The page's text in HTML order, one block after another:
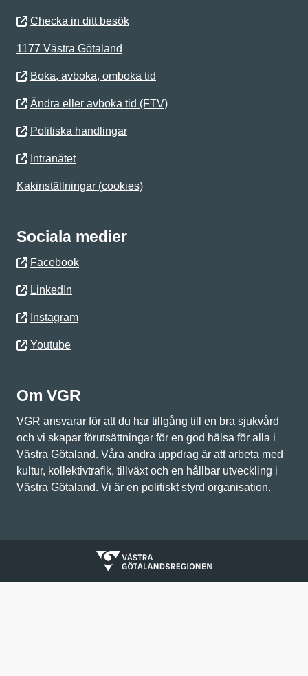
Checka in ditt besök
1177 Västra Götaland
Boka, avboka, omboka tid
Ändra eller avboka tid (FTV)
Politiska handlingar
Intranätet
Kakinställningar (cookies)
Sociala medier
Facebook
LinkedIn
Instagram
Youtube
Om VGR
VGR ansvarar för att du har tillgång till en bra sjukvård
och vi skapar förutsättningar för en god hälsa för alla i
Västra Götaland. Våra andra uppdrag är att arbeta med
kultur, kollektivtrafik, tillväxt och en hållbar utveckling i
Västra Götaland. Vi är en politiskt styrd organisation.